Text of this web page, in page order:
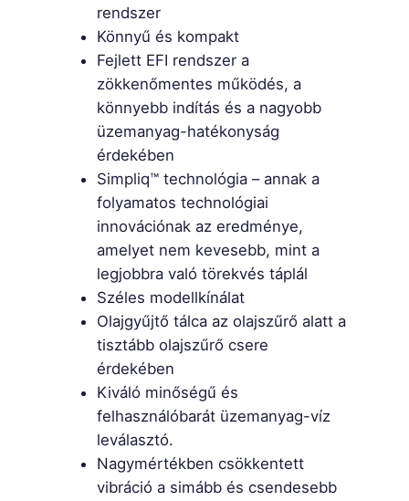
rendszer
Könnyű és kompakt
Fejlett EFI rendszer a
zökkenőmentes működés, a
könnyebb indítás és a nagyobb
üzemanyag-hatékonyság
érdekében
Simpliq™ technológia – annak a
folyamatos technológiai
innovációnak az eredménye,
amelyet nem kevesebb, mint a
legjobbra való törekvés táplál
Széles modellkínálat
Olajgyűjtő tálca az olajszűrő alatt a
tisztább olajszűrő csere
érdekében
Kiváló minőségű és
felhasználóbarát üzemanyag-víz
leválasztó.
Nagymértékben csökkentett
vibráció a simább és csendesebb